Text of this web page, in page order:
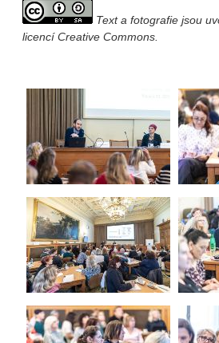
Text a fotografie jsou
licencí Creative Commons.